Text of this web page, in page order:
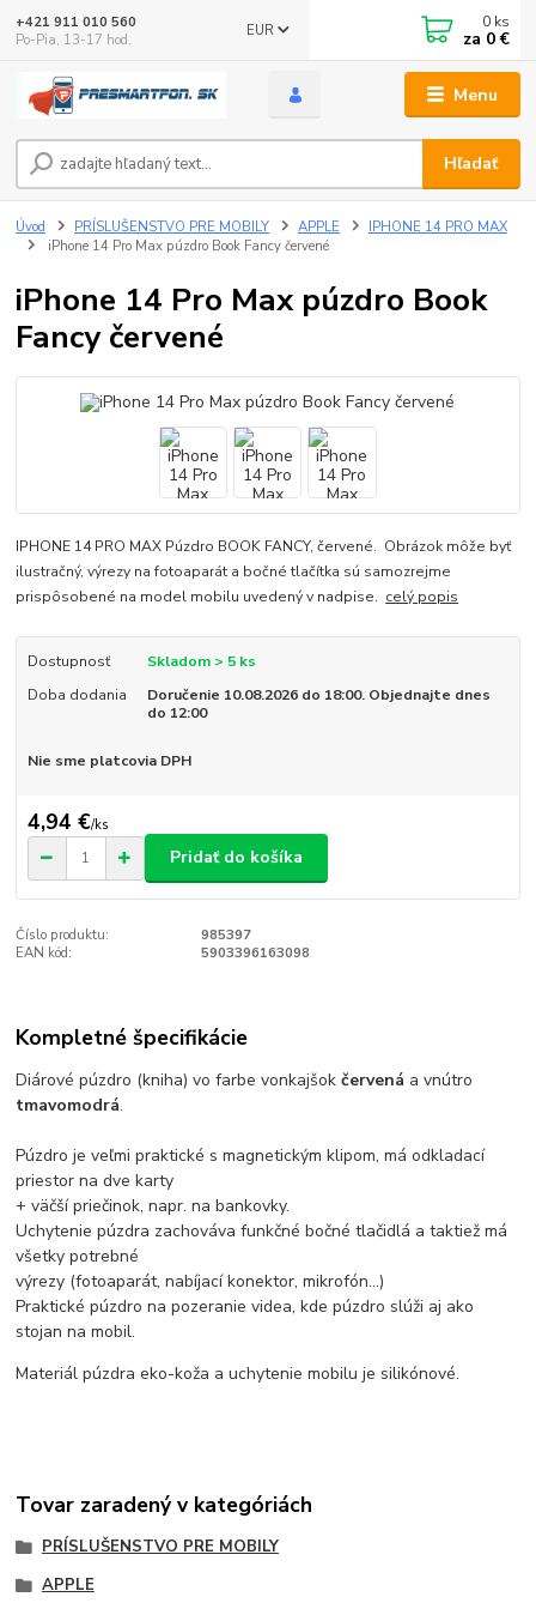
Menu
EUR
Hľadať
+421 911 010 560
Po-Pia, 13-17 hod.
0 ks
za 0 €
Úvod PRÍSLUŠENSTVO PRE MOBILY APPLE
IPHONE 14 PRO MAX
iPhone 14 Pro Max púzdro Book Fancy červené
iPhone 14 Pro Max púzdro Book
Fancy červené
IPHONE 14 PRO MAX Púzdro BOOK FANCY, červené. Obrázok môže byť
ilustračný, výrezy na fotoaparát a bočné tlačítka sú samozrejme
prispôsobené na model mobilu uvedený v nadpise. celý popis
Dostupnosť
Skladom > 5 ks
Doba dodania
Doručenie 10.08.2026 do 18:00. Objednajte dnes
do 12:00
Nie sme platcovia DPH
4,94 €/ks
Pridať do košíka
Číslo produktu:
985397
EAN kód:
5903396163098
Kompletné špecifikácie
Diárové púzdro (kniha) vo farbe vonkajšok červená a vnútro
tmavomodrá.
Púzdro je veľmi praktické s magnetickým klipom, má odkladací
priestor na dve karty
+ väčší priečinok, napr. na bankovky.
Uchytenie púzdra zachováva funkčné bočné tlačidlá a taktiež má
všetky potrebné
výrezy (fotoaparát, nabíjací konektor, mikrofón...)
Praktické púzdro na pozeranie videa, kde púzdro slúži aj ako
stojan na mobil.
Materiál púzdra eko-koža a uchytenie mobilu je silikónové.
Tovar zaradený v kategóriách
PRÍSLUŠENSTVO PRE MOBILY
APPLE